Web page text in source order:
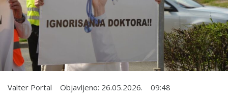
Valter Portal Objavljeno: 26.05.2026. 09:48